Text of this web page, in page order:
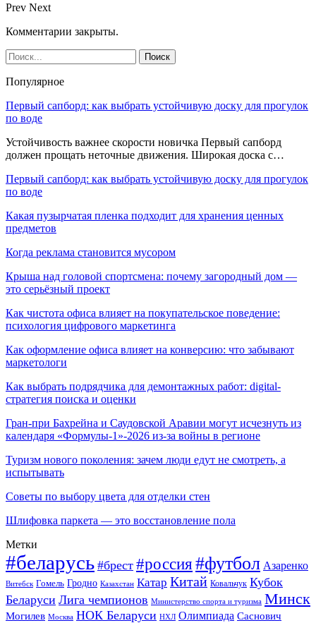
Prev Next
Комментарии закрыты.
Популярное
Первый сапборд: как выбрать устойчивую доску для прогулок
по воде
Устойчивость важнее скорости новичка Первый сапборд
должен прощать неточные движения. Широкая доска с…
Первый сапборд: как выбрать устойчивую доску для прогулок
по воде
Какая пузырчатая пленка подходит для хранения ценных
предметов
Когда реклама становится мусором
Крыша над головой спортсмена: почему загородный дом —
это серьёзный проект
Как чистота офиса влияет на покупательское поведение:
психология цифрового маркетинга
Как оформление офиса влияет на конверсию: что забывают
маркетологи
Как выбрать подрядчика для демонтажных работ: digital-
стратегия поиска и оценки
Гран-при Бахрейна и Саудовской Аравии могут исчезнуть из
календаря «Формулы-1»-2026 из-за войны в регионе
Туризм нового поколения: зачем люди едут не смотреть, а
испытывать
Советы по выбору цвета для отделки стен
Шлифовка паркета — это восстановление пола
Метки
#беларусь #брест #россия#футбол Азаренко
Витебск Гомель Гродно Казахстан Катар Китай Ковальчук Кубок
Беларуси Лига чемпионов Министерство спорта и туризма Минск
Могилев Москва НОК Беларуси НХЛ Олимпиада Саснович